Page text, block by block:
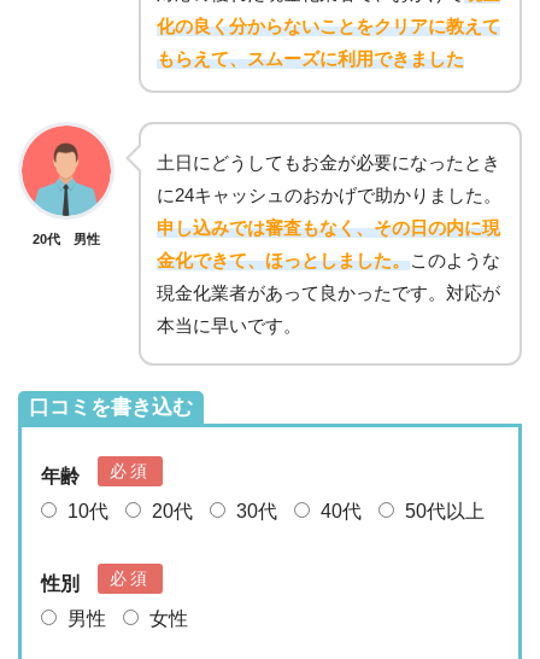
化の良く分からないことをクリアに教えて
もらえて、スムーズに利用できました
20代 男性
土日にどうしてもお金が必要になったとき
に24キャッシュのおかげで助かりました。
申し込みでは審査もなく、その日の内に現
金化できて、ほっとしました。このような
現金化業者があって良かったです。対応が
本当に早いです。
口コミを書き込む
年齢 必須
10代 20代 30代 40代 50代以上
性別 必須
男性 女性